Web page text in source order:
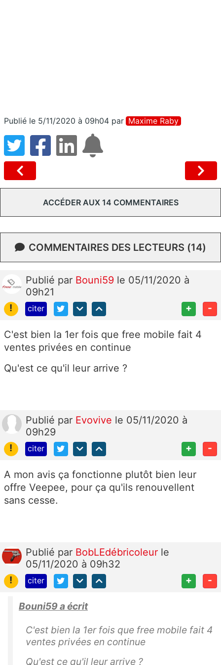
Publié le 5/11/2020 à 09h04 par Maxime Raby
ACCÉDER AUX 14 COMMENTAIRES
COMMENTAIRES DES LECTEURS (14)
Publié par Bouni59 le 05/11/2020 à
09h21
!
citer + -
C'est bien la 1er fois que free mobile fait 4
ventes privées en continue
Qu'est ce qu'il leur arrive ?
Publié par Evovive le 05/11/2020 à
09h29
!
citer + -
A mon avis ça fonctionne plutôt bien leur
offre Veepee, pour ça qu'ils renouvellent
sans cesse.
Publié par BobLEdébricoleur le
05/11/2020 à 09h32
!
citer + -
Bouni59 a écrit
C'est bien la 1er fois que free mobile fait 4
ventes privées en continue
Qu'est ce qu'il leur arrive ?